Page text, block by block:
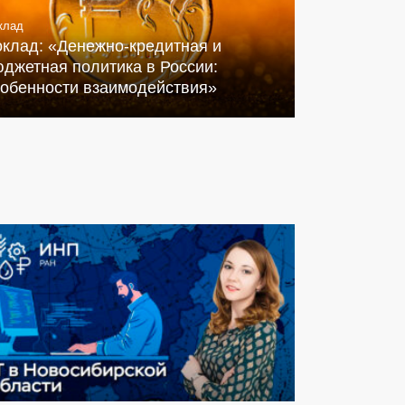
«Денежно-кредитная и
политика в России:
взаимодействия»